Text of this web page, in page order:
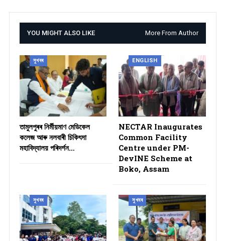
YOU MIGHT ALSO LIKE More From Author
সুখবৰ
তামুলপুৰৰ নিৰ্মীয়মাণ মেডিকেল
কলেজ আৰু নলবাৰী চিকিৎসা
মহাবিদ্যালয় পৰিদৰ্শন…
ENGLISH
NECTAR Inaugurates
Common Facility
Centre under PM-
DevINE Scheme at
Boko, Assam
সুখবৰ সুখবৰ